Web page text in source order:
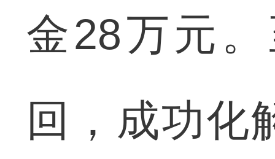
金28万元
回，成功化